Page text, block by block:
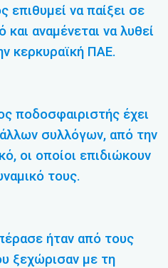
επιθυμεί να παίξει σε
και αναμένεται να λυθεί
κερκυραϊκή ΠΑΕ.
ποδοσφαιριστής έχει
συλλόγων, από την
οι οποίοι επιδιώκουν
τους.
ήταν από τους
ξεχώρισαν με τη